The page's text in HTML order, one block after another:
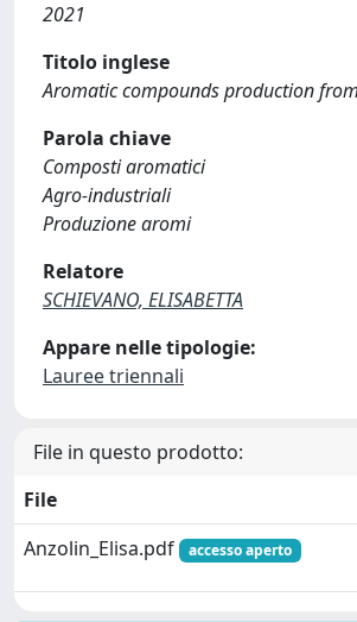
2021
Titolo inglese
Aromatic compounds production
Parola chiave
Composti aromatici
Agro-industriali
Produzione aromi
Relatore
SCHIEVANO, ELISABETTA
Appare nelle tipologie:
Lauree triennali
File in questo prodotto:
File
Anzolin_Elisa.pdf
accesso aperto